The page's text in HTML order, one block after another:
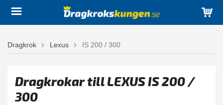
Dragkrok Lexus IS 200 / 300
Dragkrokar till LEXUS IS 200 /
300